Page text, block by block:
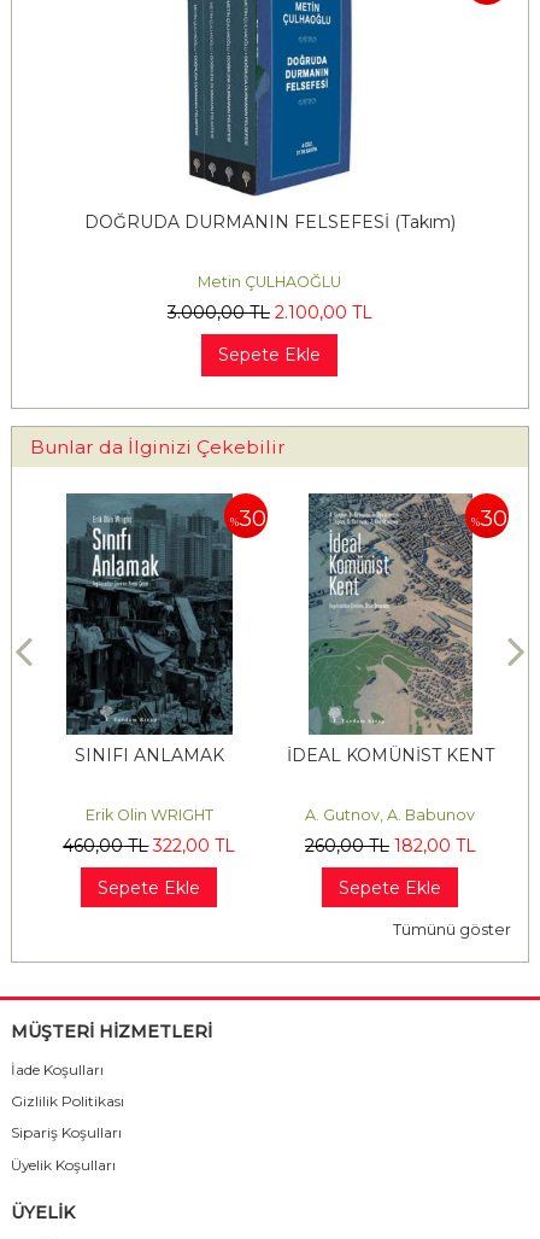
DOĞRUDA DURMANIN FELSEFESİ (Takım)
Metin ÇULHAOĞLU
3.000,00TL 2.100,00 TL
Sepete Ekle
Bunlar da İlginizi Çekebilir
%30
SINIFI ANLAMAK
Erik Olin WRIGHT
460,00TL 322,00TL
Sepete Ekle
%30
İDEAL KOMÜNİST KENT
A. Gutnov, A. Babunov
,00TL 182 ,00TL
Sepete Ekle
Tümünü göster
MÜŞTERİ HİZMETLERİ
İade Koşulları
Gizlilik Politikası
Sipariş Koşulları
Üyelik Koşulları
ÜYELİK